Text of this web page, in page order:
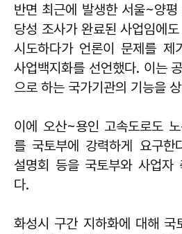
반면 최근에 발생한 서울~양
당성 조사가 완료된 사업임에
시도하다가 언론이 문제를 제
사업백지화를 선언했다. 이는
으로 하는 국가기관의 기능을
이에 오산~용인 고속도로도
를 국토부에 강력하게 요구한
설명회 등을 국토부와 사업자
다.
화성시 구간 지하화에 대해 국